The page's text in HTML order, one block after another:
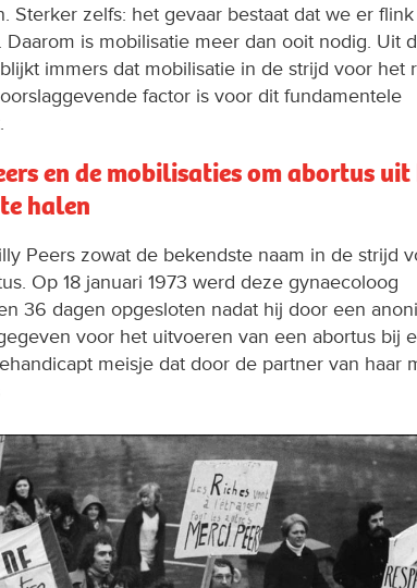
Sterker zelfs: het gevaar bestaat dat we er
Daarom is mobilisatie meer dan ooit nodig. Uit
immers dat mobilisatie in de strijd voor het
factor is voor dit fundamentele
en de mobilisaties om abortus
halen
Peers zowat de bekendste naam in de strijd
Op 18 januari 1973 werd deze gynaecoloog
36 dagen opgesloten nadat hij door een
voor het uitvoeren van een abortus bij
meisje dat door de partner van haar